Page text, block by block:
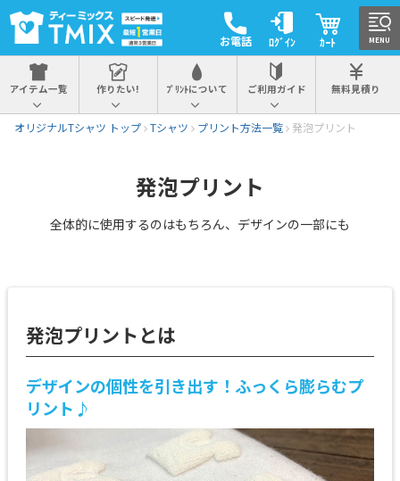
お電話 ﾛｸﾞｲﾝ ｶｰﾄ
アイテム一覧 作りたい! ﾌﾟﾘﾝﾄについて ご利用ガイド 無料見積り
オリジナルTシャツ トップ Tシャツ プリント方法一覧 発泡プリント
発泡プリント
全体的に使用するのはもちろん、デザインの一部にも
発泡プリントとは
デザインの個性を引き出す！ふっくら膨らむプ
リント♪
MENU